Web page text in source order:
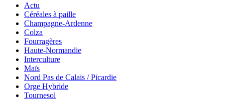
Actu
Céréales à paille
Champagne-Ardenne
Colza
Fourragères
Haute-Normandie
Interculture
Maïs
Nord Pas de Calais / Picardie
Orge Hybride
Tournesol